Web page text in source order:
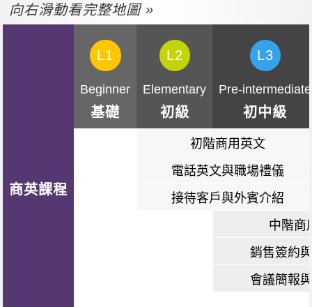
向右滑動看完整地圖 »
商英課程
L1
Beginner
基礎
L2
Elementary
初級
L3
Pre-intermediate
初中級
初階商用英文
電話英文與職場禮儀
接待客戶與外賓介紹
中階商
銷售簽約
會議簡報